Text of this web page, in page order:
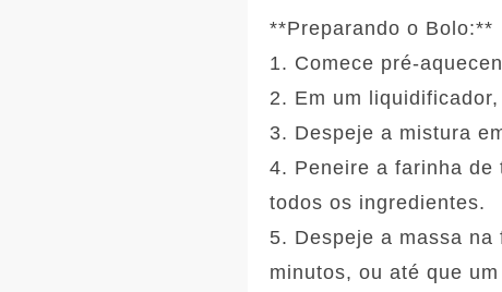
**Preparando o Bolo:**
1. Comece pré-
2. Em um
3. Despeje a mistura
4. Peneire a farinha de
todos os ingredientes.
5. Despeje a massa
minutos, ou até que